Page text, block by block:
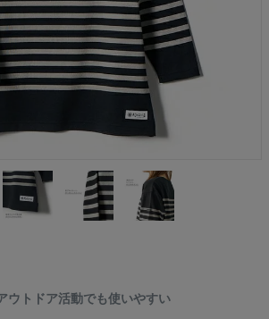
ウトドア活動でも使いやすい